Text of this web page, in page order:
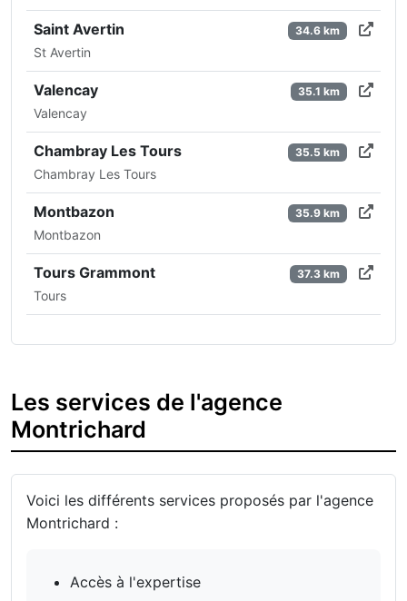
Saint Avertin
St Avertin
34.6 km
Valencay
Valencay
35.1 km
Chambray Les Tours
Chambray Les Tours
35.5 km
Montbazon
Montbazon
35.9 km
Tours Grammont
Tours
37.3 km
Les services de l'agence
Montrichard
Voici les différents services proposés par l'agence
Montrichard :
Accès à l'expertise